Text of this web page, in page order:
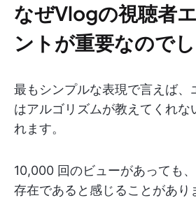
なぜVlogの視聴者
ントが重要なので
最もシンプルな表現で言えば、
はアルゴリズムが教えてくれな
れます。
10,000 回のビューがあっても
存在であると感じることがあり